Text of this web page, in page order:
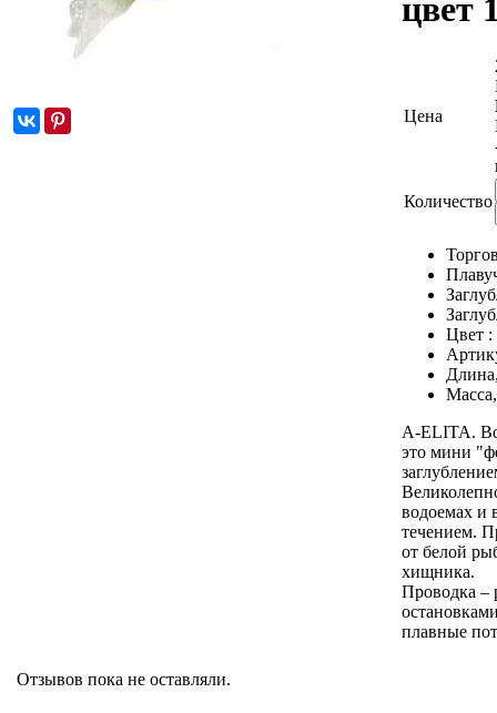
цвет
Цена
Количество
Цвет :
A-ELITA.
это мини
водоемах и
течением.
от белой
хищника.
Проводка –
плавные
Отзывов пока не оставляли.